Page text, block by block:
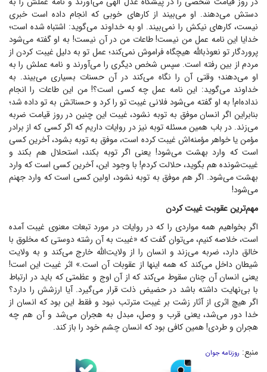
دستش می‌دهند. او می‌بیند از کار‌های خوبی که انجام داده است خبری
نیست، کار‌های نیکش را نمی‌بیند. او به خداوند می‌گوید: اشتباه شده است؛
خدایا این نامه عمل من نیست! طاعات من در آن نیست! به او گفته می‌شود
پروردگار تو نعوذ‌بالله هیچگاه فراموش نمی‌کند؛ عمل تو به دلیل غیبت کردن از
مردم از بین رفته است. سپس شخص دیگری را می‌آورند و نامه عملش را به
او می‌دهند؛ وقتی آن را نگاه می‌کند در آن حسنات بسیاری می‌بیند. به
خداوند می‌گوید: این نامه عمل چه کسی است؟! من این طاعات را انجام
نداده‌ام! به او گفته می‌شود فلانی غیبت تو را کرد و حسناتش به تو داده شد؛
بنابراین اگر انسان موفق به توبه نشود، غیبت این چنین در روز قیامت ضربه
می‌زند. در باب همین مسئله توبه نیز در روایات داریم که اگر کسی که از برادر
مؤمن یا خواهر مؤمنه‌اش غیبت کرده است، موفق به توبه بشود، آخرین کسی
است که وارد بهشت می‌شود! یعنی اگر توبه بکند، استحلال هم بکند و
غیبت‌شونده هم بگوید، حلالت کردم! با وجود این، آخرین کسی است که وارد
بهشت می‌شود. اگر هم موفق به توبه نشود، اولین کسی است که وارد جهنم
می‌شود!
مهم‌ترین عقوبت غیبت کردن
اگر بخواهیم همه مواردی را که در روایات در مورد تبعات معنوی غیبت آمده
است، خلاصه کنیم، می‌توان گفت که «غیبت به آن رشته دوستی که مخلوق با
خالق دارد، ضربه می‌زند و انسان را از ولایت‌الله خارج می‌کند و به ولایت
شیطان داخل می‌کند که همه اینها از عقوبات آن است.» اثر غیبت این است!
یعنی انسان آن چنان سقوط می‌کند که از آن اوج و عظمتی که باید در ارتباط
با بی‌نهایت داشته باشد در حضیض ذلت قرار می‌گیرد. آیا ارزشش را دارد؟
اگر هیچ اثری از آثار زشت بر غیبت مترتب نبود و فقط این بود که انسان از
خدا دور می‌شد، یعنی قرب و وصل، مبدل به هجران می‌شد و آن هم چه
هجران و طردی! همین کافی بود که انسان چشم خود را باز کند.
منبع: روزنامه جوان